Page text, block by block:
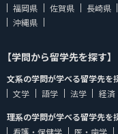
福岡県
佐賀県 長崎県
沖縄県
【学問から留学先を探す】
文系の学問が学べる留学先を
文学
語学 法学 経済
理系の学問が学べる留学先を
看護・保健学
医・歯学